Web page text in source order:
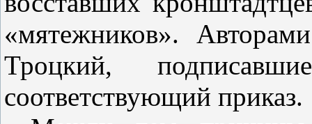
«мятежников».
Троцкий,
соответствующий приказ.